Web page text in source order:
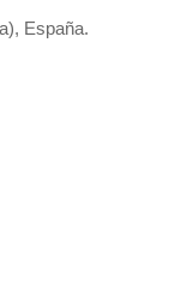
España.